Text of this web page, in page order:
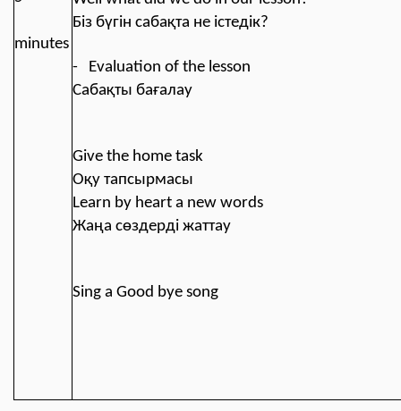
minutes
Біз бүгін сабақта не істедік?
- Evaluation of the lesson
Сабақты бағалау
Give the home task
Оқу тапсырмасы
Learn by heart a new words
Жаңа сөздерді жаттау
Sing a Good bye song